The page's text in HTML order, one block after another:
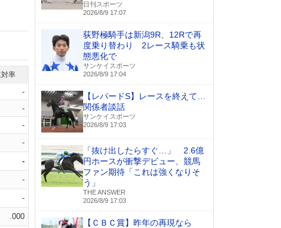
率
-
-
-
-
-
-
-
.000
日刊スポーツ
2026/8/9 17:07
荻野極騎手は新潟9R、12Rで再
度乗り替わり 2レース騎乗も状
態悪化で
サンケイスポーツ
2026/8/9 17:04
【レパードS】レースを終えて…
関係者談話
サンケイスポーツ
2026/8/9 17:03
「抜け出したらすぐ…」 2.6億
円ホースが衝撃デビュー、競馬
ファン期待「これは強くなりそ
う」
THE ANSWER
2026/8/9 17:03
【ＣＢＣ賞】昨年の再現なら